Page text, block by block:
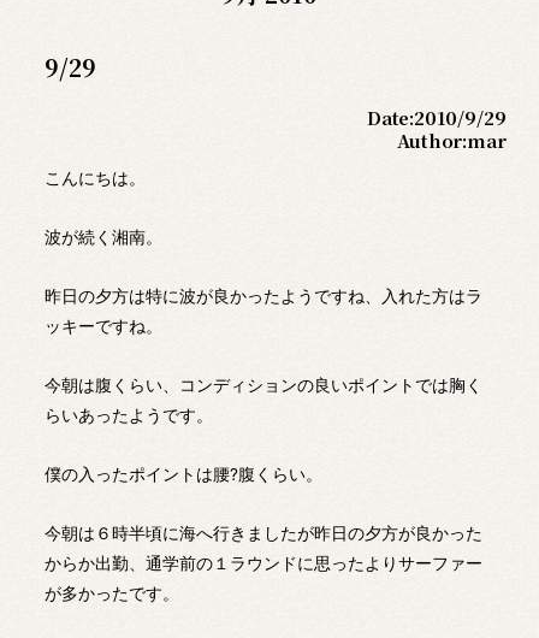
9/29
Date:2010/9/29
Author:mar
こんにちは。
波が続く湘南。
昨日の夕方は特に波が良かったようですね、入れた方はラ
ッキーですね。
今朝は腹くらい、コンディションの良いポイントでは胸く
らいあったようです。
僕の入ったポイントは腰?腹くらい。
今朝は６時半頃に海へ行きましたが昨日の夕方が良かった
からか出勤、通学前の１ラウンドに思ったよりサーファー
が多かったです。